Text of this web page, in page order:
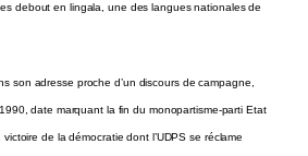
debout en lingala, une des langues nationales de
son adresse proche d’un discours de campagne,
date marquant la fin du monopartisme-parti Etat
de la démocratie dont l’UDPS se réclame